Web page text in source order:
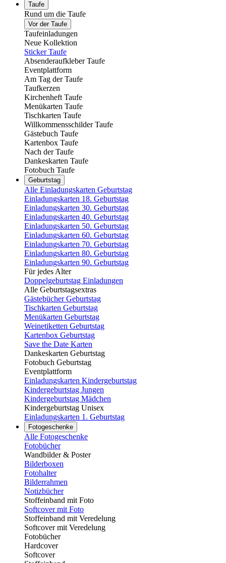
Taufe
Rund um die Taufe
Vor der Taufe
Taufeinladungen
Neue Kollektion
Sticker Taufe
Absenderaufkleber Taufe
Eventplattform
Am Tag der Taufe
Taufkerzen
Kirchenheft Taufe
Menükarten Taufe
Tischkarten Taufe
Willkommensschilder Taufe
Gästebuch Taufe
Kartenbox Taufe
Nach der Taufe
Dankeskarten Taufe
Fotobuch Taufe
Geburtstag
Alle Einladungskarten Geburtstag
Einladungskarten 18. Geburtstag
Einladungskarten 30. Geburtstag
Einladungskarten 40. Geburtstag
Einladungskarten 50. Geburtstag
Einladungskarten 60. Geburtstag
Einladungskarten 70. Geburtstag
Einladungskarten 80. Geburtstag
Einladungskarten 90. Geburtstag
Für jedes Alter
Doppelgeburtstag Einladungen
Alle Geburtstagsextras
Gästebücher Geburtstag
Tischkarten Geburtstag
Menükarten Geburtstag
Weinetiketten Geburtstag
Kartenbox Geburtstag
Save the Date Karten
Dankeskarten Geburtstag
Fotobuch Geburtstag
Eventplattform
Einladungskarten Kindergeburtstag
Kindergeburtstag Jungen
Kindergeburtstag Mädchen
Kindergeburtstag Unisex
Einladungskarten 1. Geburtstag
Fotogeschenke
Alle Fotogeschenke
Fotobücher
Wandbilder & Poster
Bilderboxen
Fotohalter
Bilderrahmen
Notizbücher
Stoffeinband mit Foto
Softcover mit Foto
Stoffeinband mit Veredelung
Softcover mit Veredelung
Fotobücher
Hardcover
Softcover